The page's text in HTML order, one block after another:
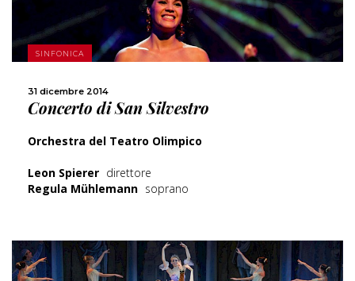
SINFONICA
31 dicembre 2014
Concerto di San Silvestro
Orchestra del Teatro Olimpico
Leon Spierer direttore
Regula Mühlemann soprano
SCOPRI DI PIÙ
CONDIVIDI